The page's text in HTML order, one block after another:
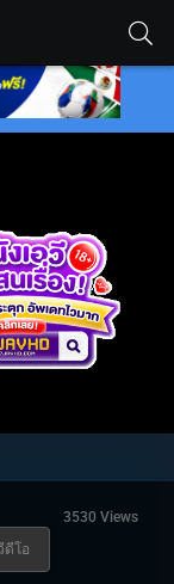
3530 Views
โอ